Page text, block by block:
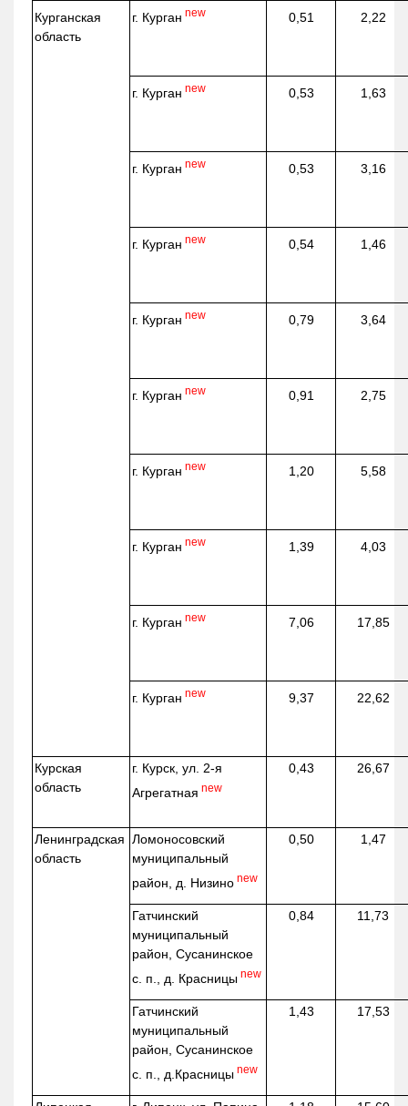
Курганская
область
г. Курган new 0,51 2,22
г. Курган new 0,53 1,63
г. Курган new 0,53 3,16
г. Курган new 0,54 1,46
г. Курган new 0,79 3,64
г. Курган new 0,91 2,75
г. Курган new 1,20 5,58
г. Курган new 1,39 4,03
г. Курган new 7,06 17,85
г. Курган new 9,37 22,62
Курская
область
г. Курск, ул. 2-я
Агрегатная new
0,43 26,67
Ленинградская
область
Ломоносовский
муниципальный
район, д. Низино new
0,50 1,47
Гатчинский
муниципальный
район, Сусанинское
с. п., д. Красницы new
0,84 11,73
Гатчинский
муниципальный
район, Сусанинское
с. п., д.Красницы new
1,43 17,53